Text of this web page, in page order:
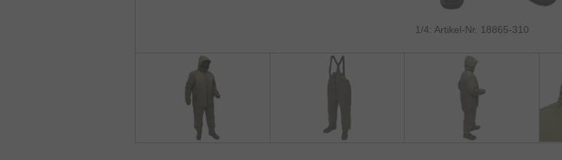
1/4: Artikel-Nr. 18865-310